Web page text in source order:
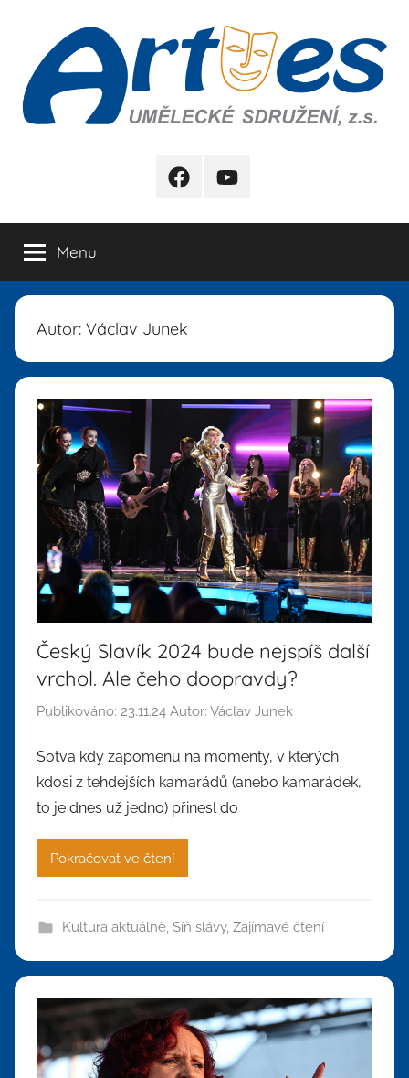
obsahu
FB YB
Menu
Autor: Václav Junek
Český Slavík 2024 bude nejspíš další
vrchol. Ale čeho doopravdy?
Publikováno: 23.11.24 Autor: Václav Junek
Sotva kdy zapomenu na momenty, v kterých
kdosi z tehdejších kamarádů (anebo kamarádek,
to je dnes už jedno) přinesl do
Pokračovat ve čtení
Kultura aktuálně, Síň slávy, Zajímavé čtení